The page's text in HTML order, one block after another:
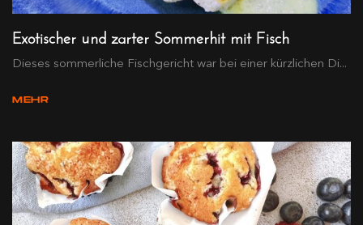
Exotischer und zarter Sommerhit mit Fisch
Dieses sommerliche Fischgericht war bei einer kürzlichen Di...
MEHR